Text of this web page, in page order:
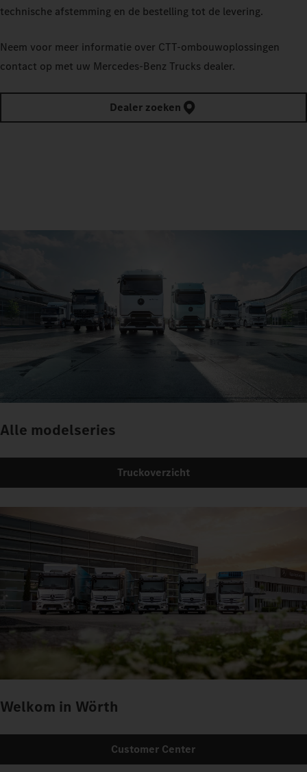
technische afstemming en de bestelling tot de levering.
Neem voor meer informatie over CTT-ombouwoplossingen
contact op met uw Mercedes‑Benz Trucks dealer.
Dealer zoeken
Alle modelseries
Truckoverzicht
Welkom in Wörth
Customer Center